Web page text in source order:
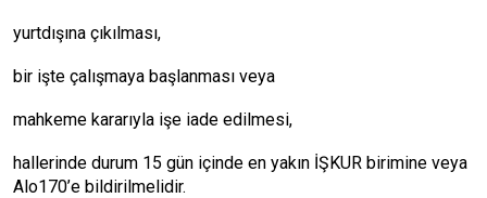
yurtdışına çıkılması,
bir işte çalışmaya başlanması veya
mahkeme kararıyla işe iade edilmesi,
hallerinde durum 15 gün içinde en yakın İŞKUR birimine veya
Alo170’e bildirilmelidir.